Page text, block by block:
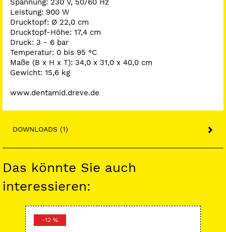
Spannung: 230 V, 50/60 Hz
Leistung: 900 W
Drucktopf: Ø 22,0 cm
Drucktopf-Höhe: 17,4 cm
Druck: 3 - 6 bar
Temperatur: 0 bis 95 °C
Maße (B x H x T): 34,0 x 31,0 x 40,0 cm
Gewicht: 15,6 kg
www.dentamid.dreve.de
DOWNLOADS (1)
Das könnte Sie auch
interessieren:
-12 %